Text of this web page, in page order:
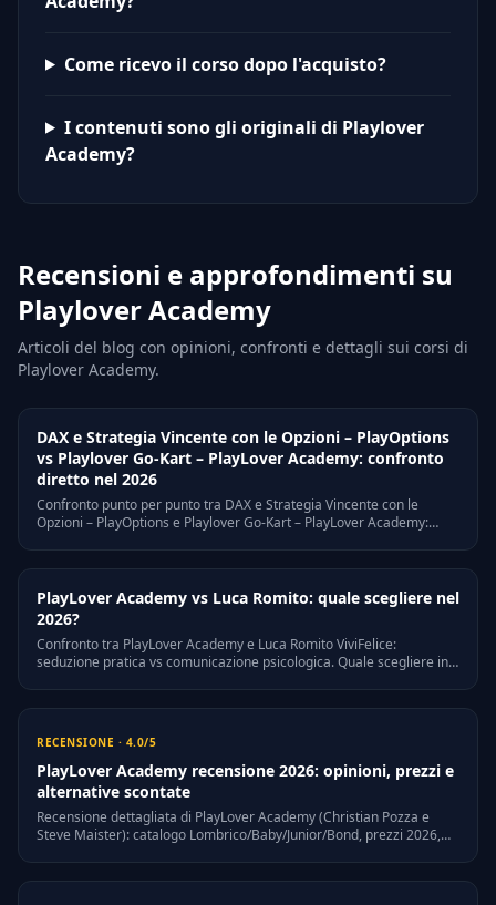
Come ricevo il corso dopo l'acquisto?
I contenuti sono gli originali di Playlover
Academy?
Recensioni e approfondimenti su
Playlover Academy
Articoli del blog con opinioni, confronti e dettagli sui corsi di
Playlover Academy.
DAX e Strategia Vincente con le Opzioni – PlayOptions
vs Playlover Go-Kart – PlayLover Academy: confronto
diretto nel 2026
Confronto punto per punto tra DAX e Strategia Vincente con le
Opzioni – PlayOptions e Playlover Go-Kart – PlayLover Academy:
PlayLover Academy vs Luca Romito: quale scegliere nel
2026?
Confronto tra PlayLover Academy e Luca Romito ViviFelice:
seduzione pratica vs comunicazione psicologica. Quale scegliere in
RECENSIONE · 4.0/5
PlayLover Academy recensione 2026: opinioni, prezzi e
alternative scontate
Recensione dettagliata di PlayLover Academy (Christian Pozza e
Steve Maister): catalogo Lombrico/Baby/Junior/Bond, prezzi 2026,